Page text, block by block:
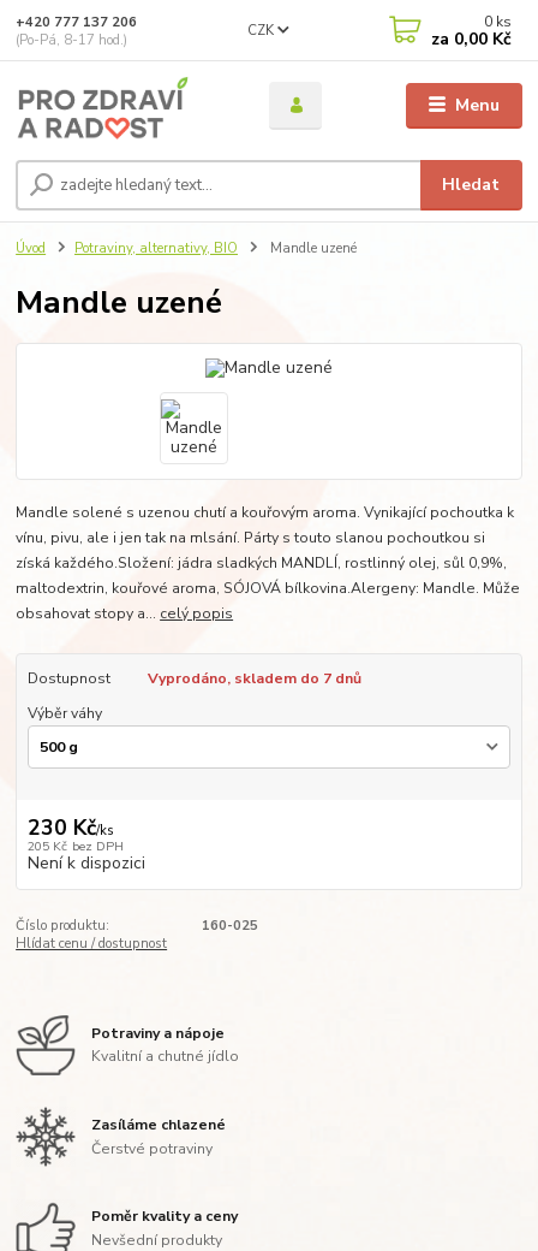
Menu
CZK
Hledat
+420 777 137 206
(Po-Pá, 8-17 hod.)
0 ks
za 0,00 Kč
Úvod Potraviny, alternativy, BIO Mandle uzené
Mandle uzené
Mandle solené s uzenou chutí a kouřovým aroma. Vynikající pochoutka k
vínu, pivu, ale i jen tak na mlsání. Párty s touto slanou pochoutkou si
získá každého.Složení: jádra sladkých MANDLÍ, rostlinný olej, sůl 0,9%,
maltodextrin, kouřové aroma, SÓJOVÁ bílkovina.Alergeny: Mandle. Může
obsahovat stopy a... celý popis
Dostupnost
Vyprodáno, skladem do 7 dnů
Výběr váhy
230 Kč/ks
205 Kč bez DPH
Není k dispozici
Číslo produktu:
160-025
Hlídat cenu / dostupnost
Potraviny a nápoje
Kvalitní a chutné jídlo
Zasíláme chlazené
Čerstvé potraviny
Poměr kvality a ceny
Nevšední produkty